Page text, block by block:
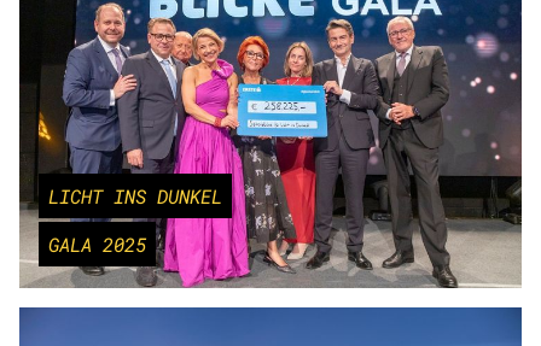
LICHT INS DUNKEL
GALA 2025